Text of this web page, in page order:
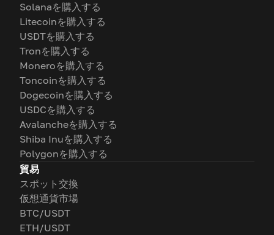
Solanaを購入する
Litecoinを購入する
USDTを購入する
Tronを購入する
Moneroを購入する
Toncoinを購入する
Dogecoinを購入する
USDCを購入する
Avalancheを購入する
Shiba Inuを購入する
Polygonを購入する
貿易
スポット交換
仮想通貨市場
BTC/USDT
ETH/USDT